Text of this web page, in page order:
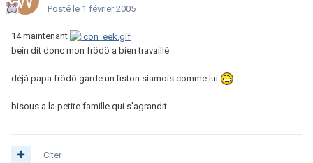
Posté le 1 février 2005
14 maintenant
bein dit donc mon frödö a bien travaillé
déjà papa frödö garde un fiston siamois comme lui
bisous a la petite famille qui s'agrandit
Citer